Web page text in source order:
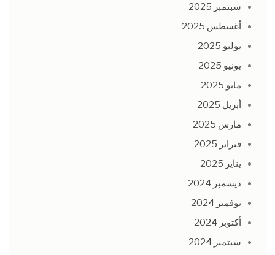
سبتمبر 2025
أغسطس 2025
يوليو 2025
يونيو 2025
مايو 2025
أبريل 2025
مارس 2025
فبراير 2025
يناير 2025
ديسمبر 2024
نوفمبر 2024
أكتوبر 2024
سبتمبر 2024